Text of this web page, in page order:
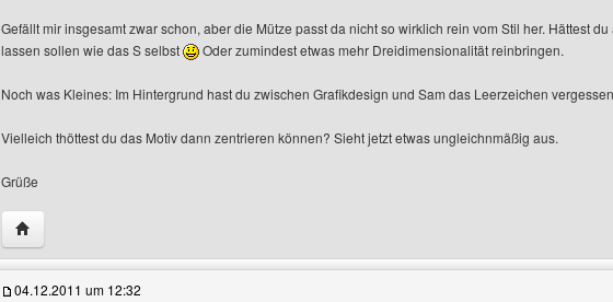
Gefällt mir insgesamt zwar schon, aber die Mütze passt da nicht so wirklich rein vom Stil her. Hättest
lassen sollen wie das S selbst
Oder zumindest etwas mehr Dreidimensionalität reinbringen.
Noch was Kleines: Im Hintergrund hast du zwischen Grafikdesign und Sam das Leerzeichen
Vielleich thöttest du das Motiv dann zentrieren können? Sieht jetzt etwas ungleichnmäßig aus.
Grüße
Website dieses Benutzers besuchen: homepageberatung
04.12.2011 um 12:32